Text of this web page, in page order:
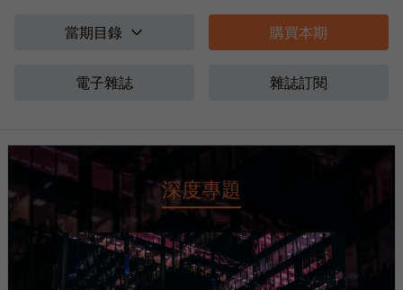
當期目錄 購買本期
電子雜誌 雜誌訂閱
深度專題